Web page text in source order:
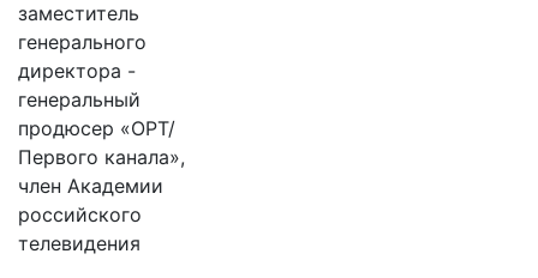
заместитель
генерального
директора -
генеральный
продюсер «ОРТ/
Первого канала»,
член Академии
российского
телевидения